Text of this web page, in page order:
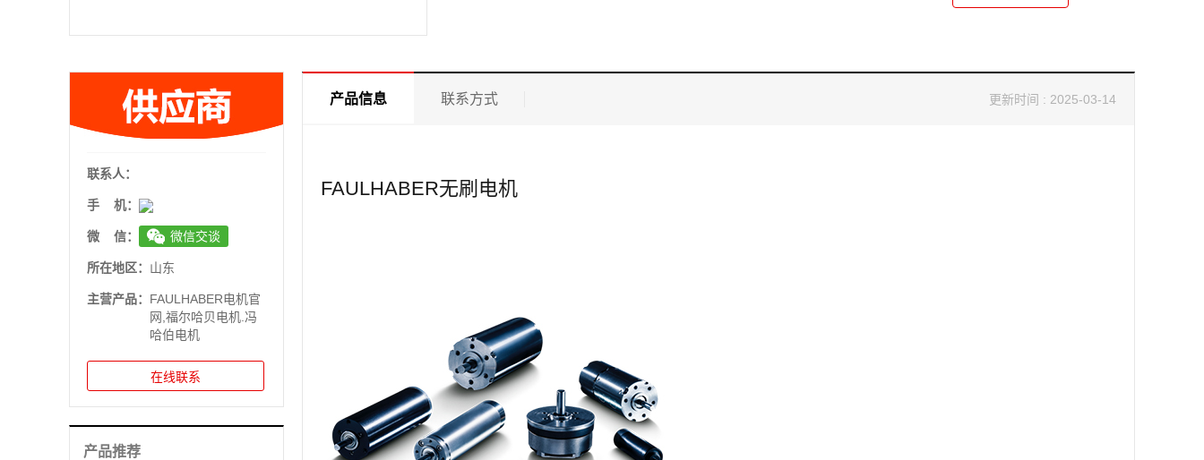
产品信息 联系方式 更新时间 : 2025-03-14
FAULHABER无刷电机
联系人：
手 机：
微 信： 微信交谈
所在地区： 山东
主营产品： FAULHABER电机官
网,福尔哈贝电机.冯
哈伯电机
在线联系
产品推荐